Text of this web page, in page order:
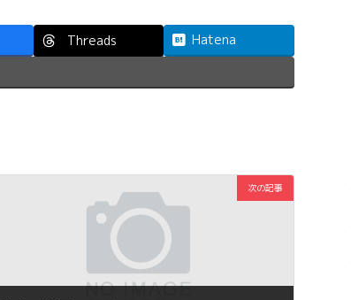
Threads Hatena
次の記事